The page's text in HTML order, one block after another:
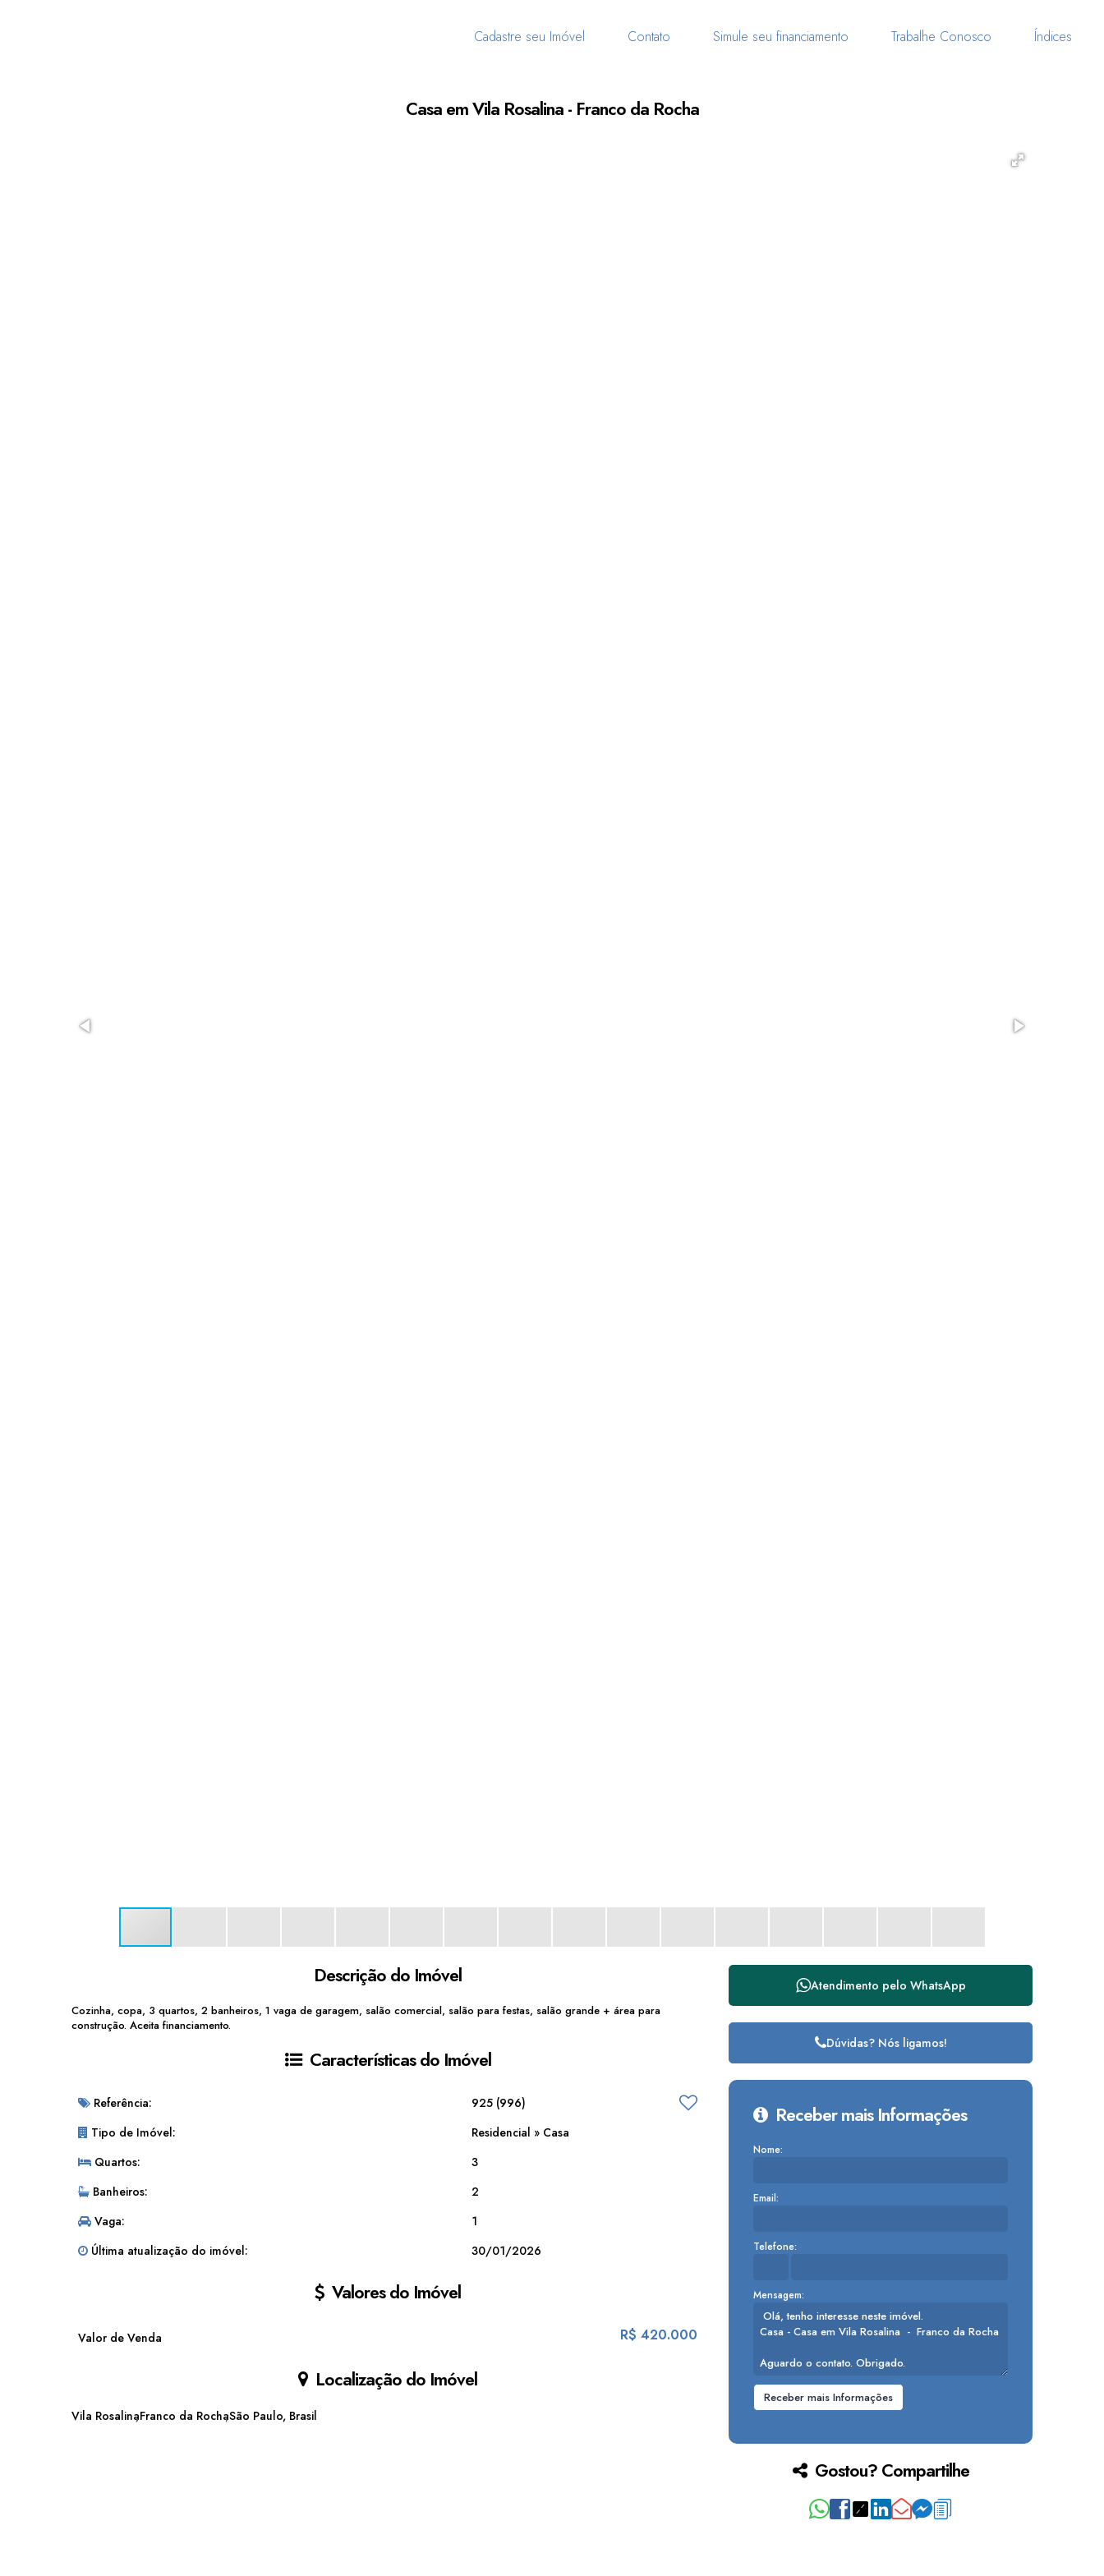
Cadastre seu Imóvel Contato Simule seu financiamento Trabalhe Conosco Índices
Casa em Vila Rosalina - Franco da Rocha
Descrição do Imóvel
Cozinha, copa, 3 quartos, 2 banheiros, 1 vaga de garagem, salão comercial, salão para festas, salão grande + área para
construção. Aceita financiamento.
Características do Imóvel
Referência: 925 (996)
Tipo de Imóvel:
Residencial » Casa
Quartos:
3
Banheiros:
2
Vaga:
1
Última atualização do imóvel:
30/01/2026
Valores do Imóvel
R$ 420.000
Valor de Venda
Localização do Imóvel
Vila RosalinaFranco da RochaSão Paulo, Brasil
Atendimento pelo WhatsApp
Dúvidas? Nós ligamos!
Receber mais Informações
Nome:
Email:
Telefone:
Mensagem:
Gostou? Compartilhe